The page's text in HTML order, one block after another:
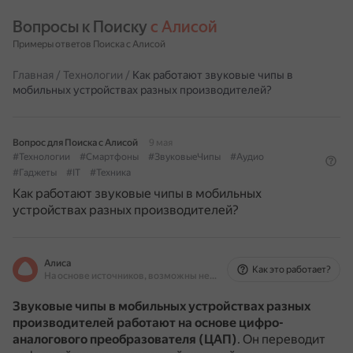
Вопросы к Поиску с Алисой
Примеры ответов Поиска с Алисой
Главная / Технологии / Как работают звуковые чипы в
мобильных устройствах разных производителей?
Вопрос для Поиска с Алисой
9 мая
#Технологии
#Смартфоны #ЗвуковыеЧипы
#Аудио
#Гаджеты
#IT #Техника
Как работают звуковые чипы в мобильных
устройствах разных производителей?
Алиса
На основе источников, возможны неточности
Как это работает?
Звуковые чипы в мобильных устройствах разных
производителей работают на основе цифро-
аналогового преобразователя (ЦАП). Он переводит